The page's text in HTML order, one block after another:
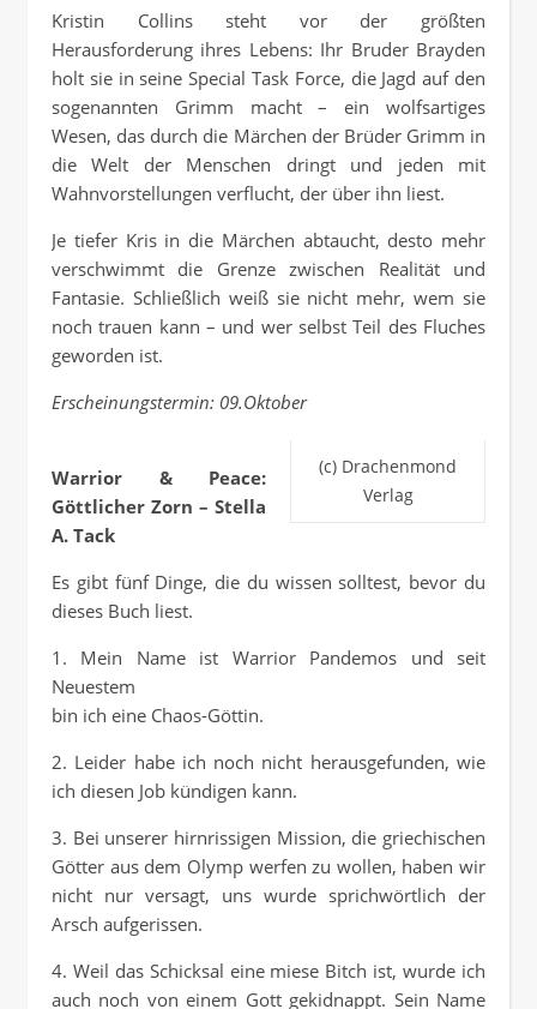
Kristin Collins steht vor der größten
Herausforderung ihres Lebens: Ihr Bruder Brayden
holt sie in seine Special Task Force, die Jagd auf den
sogenannten Grimm macht – ein wolfsartiges
Wesen, das durch die Märchen der Brüder Grimm in
die Welt der Menschen dringt und jeden mit
Wahnvorstellungen verflucht, der über ihn liest.
Je tiefer Kris in die Märchen abtaucht, desto mehr
verschwimmt die Grenze zwischen Realität und
Fantasie. Schließlich weiß sie nicht mehr, wem sie
noch trauen kann – und wer selbst Teil des Fluches
geworden ist.
Erscheinungstermin: 09.Oktober
(c) Drachenmond
Verlag
Warrior & Peace:
Göttlicher Zorn – Stella
A. Tack
Es gibt fünf Dinge, die du wissen solltest, bevor du
dieses Buch liest.
1. Mein Name ist Warrior Pandemos und seit
Neuestem
bin ich eine Chaos-Göttin.
2. Leider habe ich noch nicht herausgefunden, wie
ich diesen Job kündigen kann.
3. Bei unserer hirnrissigen Mission, die griechischen
Götter aus dem Olymp werfen zu wollen, haben wir
nicht nur versagt, uns wurde sprichwörtlich der
Arsch aufgerissen.
4. Weil das Schicksal eine miese Bitch ist, wurde ich
auch noch von einem Gott gekidnappt. Sein Name